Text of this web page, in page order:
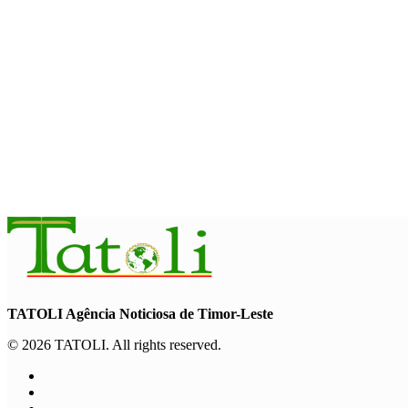
TATOLI Agência Noticiosa de Timor-Leste
© 2026 TATOLI. All rights reserved.